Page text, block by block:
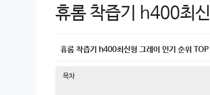
휴롬 착즙기 h400최
휴롬 착즙기 h400최신형 그레이 인기 순위
목차